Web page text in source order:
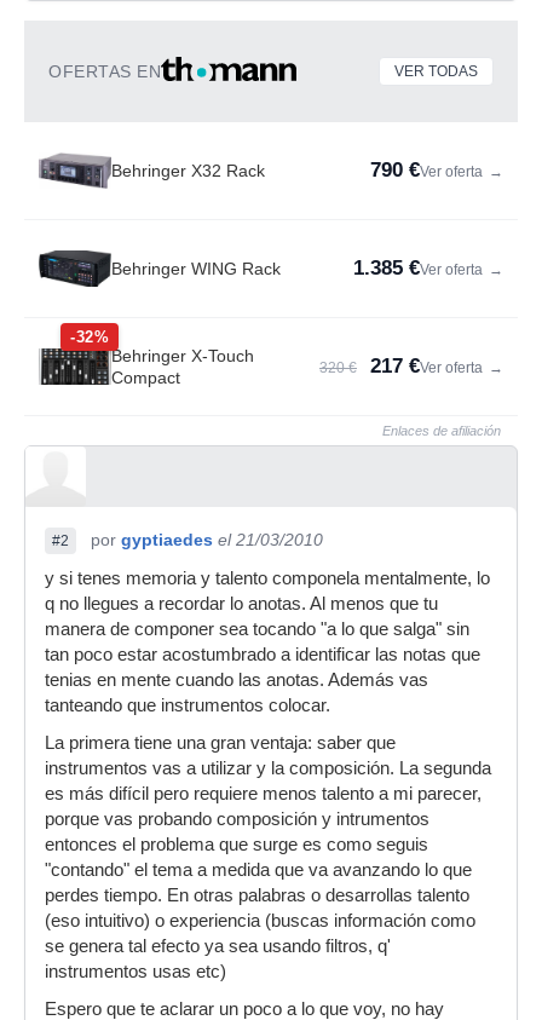
OFERTAS EN VER TODAS
Behringer X32 Rack 790 €Ver oferta →
Behringer WING Rack 1.385 €Ver oferta →
-32%
Behringer X-Touch
Compact
320 € 217 €Ver oferta →
Enlaces de afiliación
#2 por gyptiaedes el 21/03/2010
y si tenes memoria y talento componela mentalmente, lo
q no llegues a recordar lo anotas. Al menos que tu
manera de componer sea tocando "a lo que salga" sin
tan poco estar acostumbrado a identificar las notas que
tenias en mente cuando las anotas. Además vas
tanteando que instrumentos colocar.
La primera tiene una gran ventaja: saber que
instrumentos vas a utilizar y la composición. La segunda
es más difícil pero requiere menos talento a mi parecer,
porque vas probando composición y intrumentos
entonces el problema que surge es como seguis
"contando" el tema a medida que va avanzando lo que
perdes tiempo. En otras palabras o desarrollas talento
(eso intuitivo) o experiencia (buscas información como
se genera tal efecto ya sea usando filtros, q'
instrumentos usas etc)
Espero que te aclarar un poco a lo que voy, no hay